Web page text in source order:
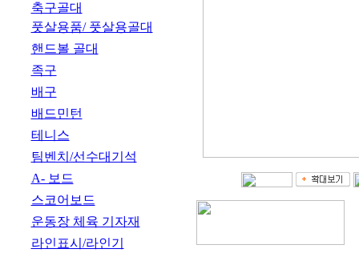
축구골대
풋살용품/ 풋살용골대
핸드볼 골대
족구
배구
배드민턴
테니스
팀벤치/선수대기석
A- 보드
스코어보드
운동장 체육 기자재
라인표시/라인기